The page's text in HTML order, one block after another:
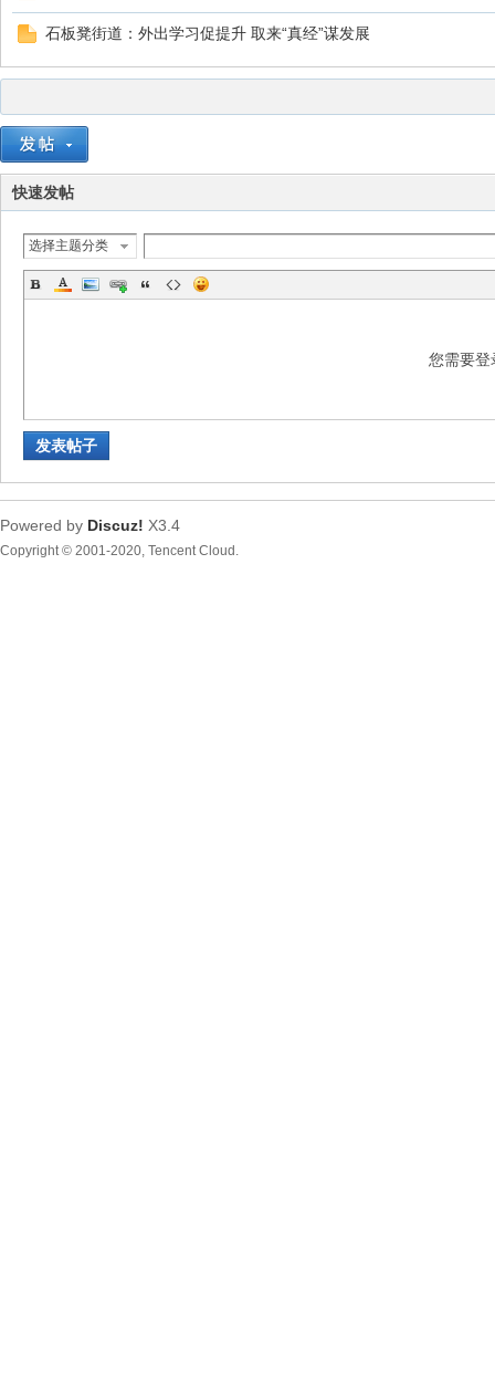
石板凳街道：外出学习促提升 取来“真经”谋发展
快速发帖
选择主题分类
您需要
发表帖子
Powered by Discuz! X3.4
Copyright © 2001-2020, Tencent Cloud.